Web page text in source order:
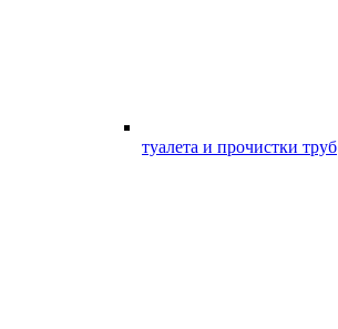
туалета и прочистки труб